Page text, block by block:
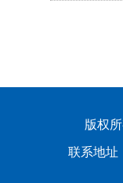
版权
联系地址